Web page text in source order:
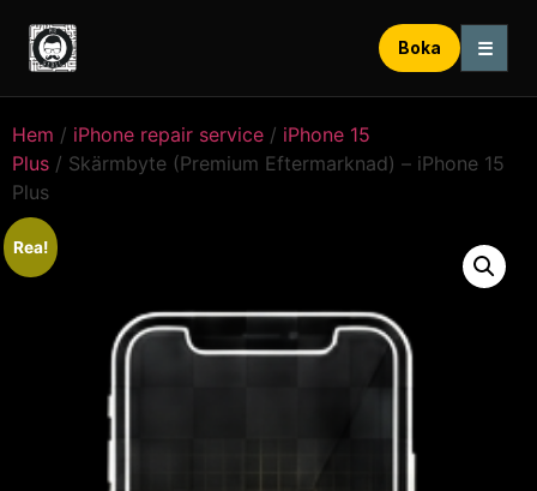
Boka ☰
Hem / iPhone repair service / iPhone 15
Plus / Skärmbyte (Premium Eftermarknad) – iPhone 15
Plus
Rea!